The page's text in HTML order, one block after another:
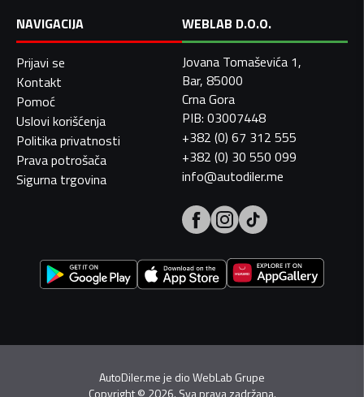
NAVIGACIJA
Prijavi se
Kontakt
Pomoć
Uslovi korišćenja
Politika privatnosti
Prava potrošača
Sigurna trgovina
WEBLAB D.O.O.
Jovana Tomaševića 1,
Bar, 85000
Crna Gora
PIB: 03007448
+382 (0) 67 312 555
+382 (0) 30 550 099
info@autodiler.me
AutoDiler.me je dioWebLab Grupe
Copyright© 2026. Sva prava zadržana.